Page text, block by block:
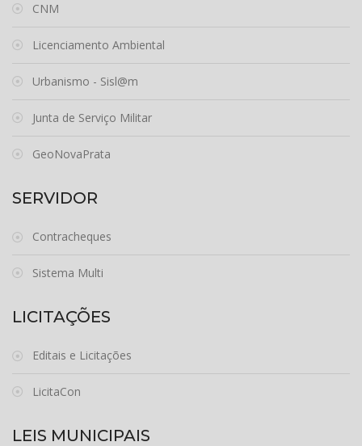
CNM
Licenciamento Ambiental
Urbanismo - Sisl@m
Junta de Serviço Militar
GeoNovaPrata
SERVIDOR
Contracheques
Sistema Multi
LICITAÇÕES
Editais e Licitações
LicitaCon
LEIS MUNICIPAIS